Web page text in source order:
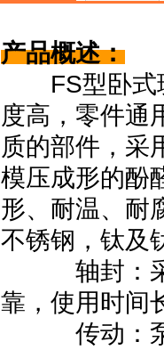
产品概述：
FS型卧式玻
度高，零件通
质的部件，采
模压成形的酚
形、耐温、耐
不锈钢，钛及
轴封：采用
靠，使用时间
传动：泵通